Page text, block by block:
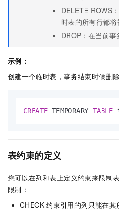
DELETE ROWS
时表的所有行都将
DROP：在当前事
示例：
创建一个临时表，事务结束时候删除
CREATE TEMPORARY TABLE
表约束的定义
您可以在列和表上定义约束来限制
限制：
CHECK 约束引用的列只能在其